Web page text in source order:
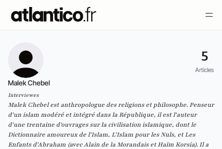
5
Articles
Malek Chebel
Interviewes
Malek Chebel est anthropologue des religions et philosophe. Penseur
d'un islam modéré et intégré dans la République, il est l'auteur
d'une trentaine d'ouvrages sur la civilisation islamique, dont le
Dictionnaire amoureux de l'Islam, L'Islam pour les Nuls, etLes
Enfants d'Abraham (avec Alain de la Morandais et Haïm Korsia). Il a